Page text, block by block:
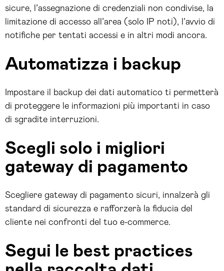
sicure, l’assegnazione di credenziali non condivise, la
limitazione di accesso all’area (solo IP noti), l’avvio di
notifiche per tentati accessi e in altri modi ancora.
Automatizza i backup
Impostare il backup dei dati automatico ti permetterà
di proteggere le informazioni più importanti in caso
di sgradite interruzioni.
Scegli solo i migliori
gateway di pagamento
Scegliere gateway di pagamento sicuri, innalzerà gli
standard di sicurezza e rafforzerà la fiducia del
cliente nei confronti del tuo e-commerce.
Segui le best practices